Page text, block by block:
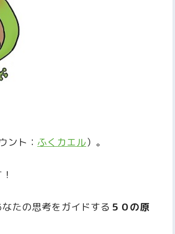
ント： ふくカエル）。
たの思考をガイドする ５０の原